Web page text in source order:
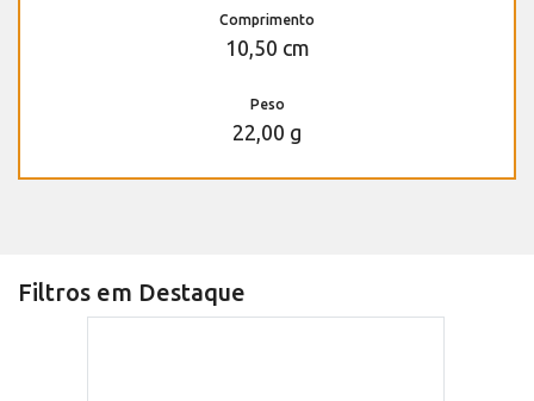
Comprimento
10,50 cm
Peso
22,00 g
Filtros em Destaque